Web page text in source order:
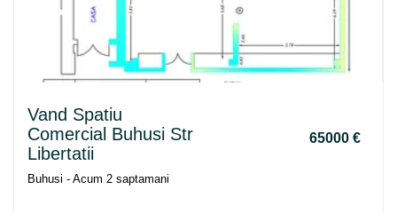
Vand Spatiu
Comercial Buhusi Str
Libertatii
65000 €
Buhusi - Acum 2 saptamani